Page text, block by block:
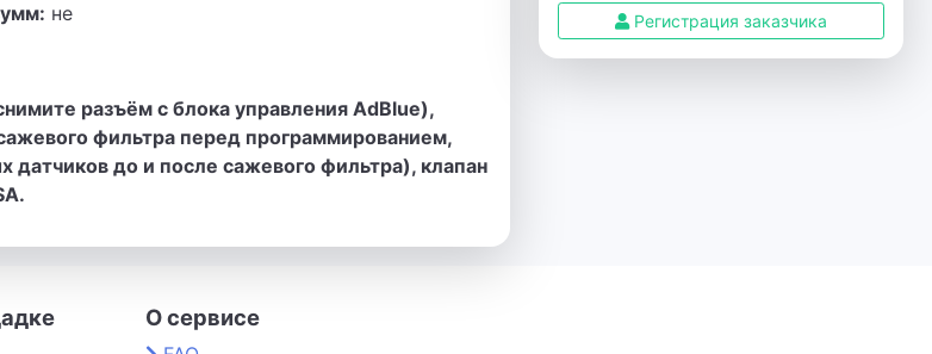
не
разъём с блока управления AdBlue),
фильтра перед программированием,
до и после сажевого фильтра), клапан
Регистрация заказчика
О сервисе